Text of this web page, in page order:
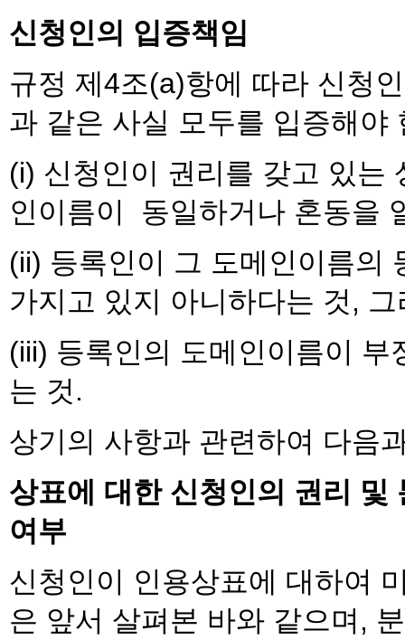
신청인의 입증책임
규정 제4조(a)항에 따라 신청
과 같은 사실 모두를 입증해야
(i) 신청인이 권리를 갖고 있는
인이름이 동일하거나 혼동을
(ii) 등록인이 그 도메인이름의
가지고 있지 아니하다는 것, 그
(iii) 등록인의 도메인이름이
는 것.
상기의 사항과 관련하여 다음
상표에 대한 신청인의 권리 및
여부
신청인이 인용상표에 대하여
은 앞서 살펴본 바와 같으며,